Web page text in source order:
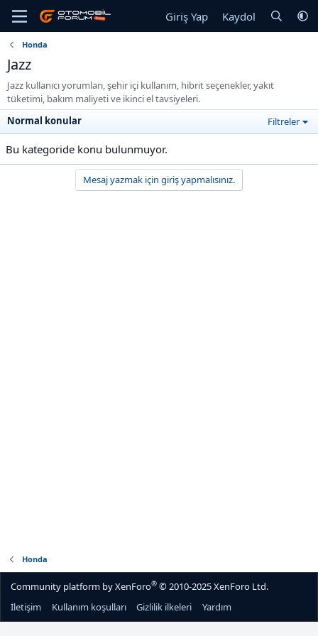
Giriş Yap Kaydol
Honda
Jazz
Jazz kullanıcı yorumları, şehir içi kullanım, hibrit seçenekler, yakıt
tüketimi, bakım maliyeti ve ikinci el tavsiyeleri.
Normal konular
Filtreler
Bu kategoride konu bulunmuyor.
Mesaj yazmak için giriş yapmalısınız.
Honda
Community platform by XenForo® © 2010-2025 XenForo Ltd.
İletişim
Kullanım koşulları Gizlilik ilkeleri Yardım